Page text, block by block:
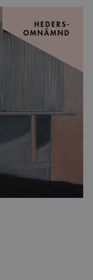
HEDERS-
OMNÄMND